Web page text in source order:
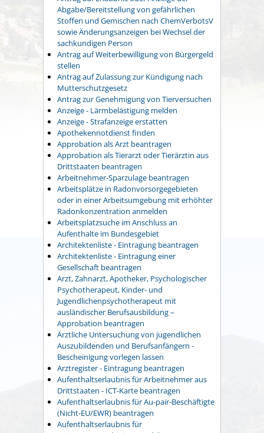
Abgabe/Bereitstellung von gefährlichen
Stoffen und Gemischen nach ChemVerbotsV
sowie Änderungsanzeigen bei Wechsel der
sachkundigen Person
Antrag auf Weiterbewilligung von Bürgergeld
stellen
Antrag auf Zulassung zur Kündigung nach
Mutterschutzgesetz
Antrag zur Genehmigung von Tierversuchen
Anzeige - Lärmbelästigung melden
Anzeige - Strafanzeige erstatten
Apothekennotdienst finden
Approbation als Arzt beantragen
Approbation als Tierarzt oder Tierärztin aus
Drittstaaten beantragen
Arbeitnehmer-Sparzulage beantragen
Arbeitsplätze in Radonvorsorgegebieten
oder in einer Arbeitsumgebung mit erhöhter
Radonkonzentration anmelden
Arbeitsplatzsuche im Anschluss an
Aufenthalte im Bundesgebiet
Architektenliste - Eintragung beantragen
Architektenliste - Eintragung einer
Gesellschaft beantragen
Arzt, Zahnarzt, Apotheker, Psychologischer
Psychotherapeut, Kinder- und
Jugendlichenpsychotherapeut mit
ausländischer Berufsausbildung –
Approbation beantragen
Ärztliche Untersuchung von jugendlichen
Auszubildenden und Berufsanfängern -
Bescheinigung vorlegen lassen
Arztregister - Eintragung beantragen
Aufenthaltserlaubnis für Arbeitnehmer aus
Drittstaaten - ICT-Karte beantragen
Aufenthaltserlaubnis für Au-pair-Beschäftigte
(Nicht-EU/EWR) beantragen
Aufenthaltserlaubnis für